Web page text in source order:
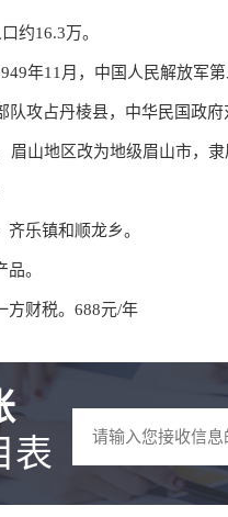
约16.3万。
年11月，中国人民解放军
队攻占丹棱县，中华民国政
眉山地区改为地级眉山市，隶
齐乐镇和顺龙乡。
品。
方财税。688元/年
表